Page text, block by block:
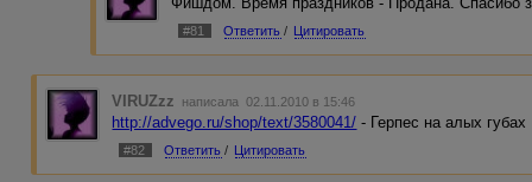
#81 Ответить / Цитировать
VIRUZzz написала 02.11.2010 в 15:46
http://advego.ru/shop/text/3580041/ - Герпес на алых губах
#82 Ответить / Цитировать